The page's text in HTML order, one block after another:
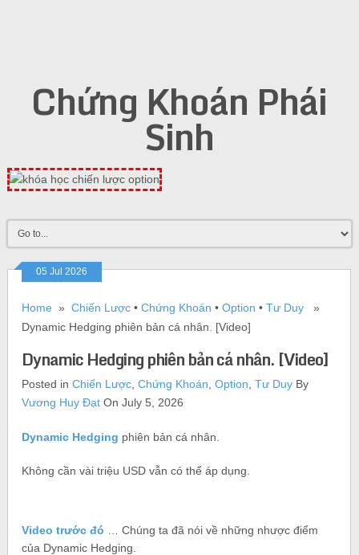
Chứng Khoán Phái
Sinh
05 Jul 2026
Home »Chiến Lược •Chứng Khoán •Option •Tư Duy »
Dynamic Hedging phiên bản cá nhân. [Video]
Dynamic Hedging phiên bản cá nhân. [Video]
Posted inChiến Lược ,Chứng Khoán ,Option ,Tư Duy By
Vương Huy Đạt On July 5, 2026
Dynamic Hedging phiên bản cá nhân.
Không cần vài triệu USD vẫn có thể áp dụng.
Video trước đó … Chúng ta đã nói về những nhược điểm
của Dynamic Hedging.